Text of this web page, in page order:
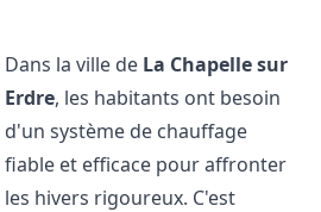
Dans la ville de La Chapelle sur
Erdre, les habitants ont besoin
d'un système de chauffage
fiable et efficace pour affronter
les hivers rigoureux. C'est